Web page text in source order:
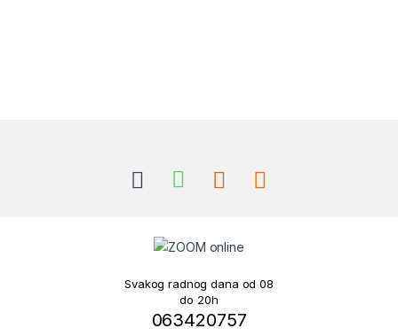
Svakog radnog dana od 08
do 20h
063420757